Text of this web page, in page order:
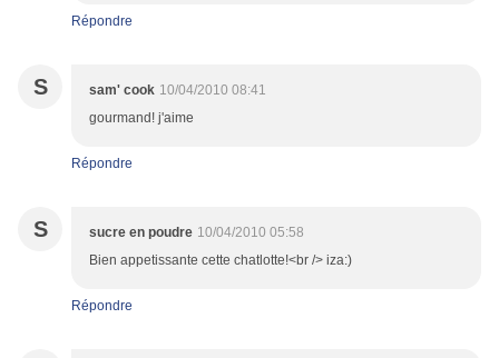
Répondre
S sam' cook 10/04/2010 08:41
gourmand! j'aime
Répondre
S sucre en poudre 10/04/2010 05:58
Bien appetissante cette chatlotte!<br /> iza:)
Répondre